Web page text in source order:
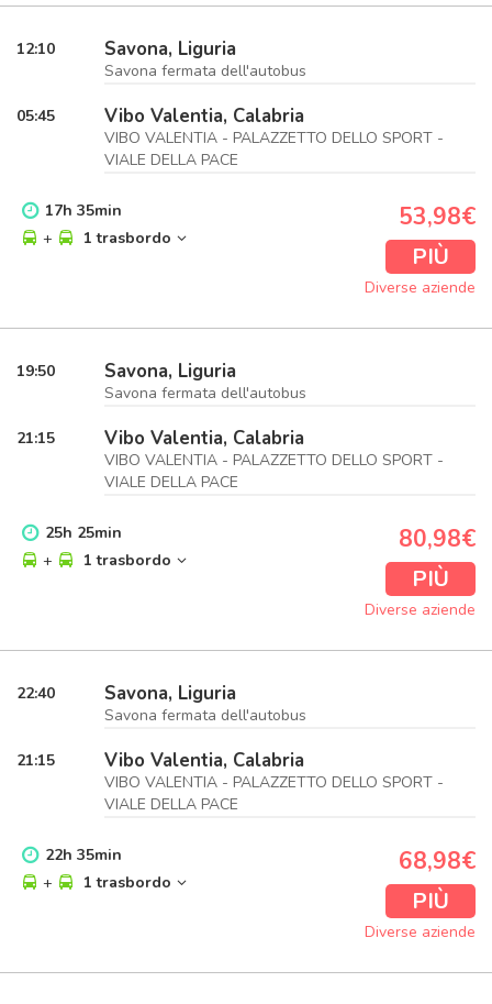
12:10 Savona, Liguria
Savona fermata dell'autobus
05:45 Vibo Valentia, Calabria
VIBO VALENTIA - PALAZZETTO DELLO SPORT -
VIALE DELLA PACE
17h 35min
+
1 trasbordo
53,98€
PIÙ
Diverse aziende
19:50 Savona, Liguria
Savona fermata dell'autobus
21:15 Vibo Valentia, Calabria
VIBO VALENTIA - PALAZZETTO DELLO SPORT -
VIALE DELLA PACE
25h 25min
+
1 trasbordo
80,98€
PIÙ
Diverse aziende
22:40 Savona, Liguria
Savona fermata dell'autobus
21:15 Vibo Valentia, Calabria
VIBO VALENTIA - PALAZZETTO DELLO SPORT -
VIALE DELLA PACE
22h 35min
+
1 trasbordo
68,98€
PIÙ
Diverse aziende